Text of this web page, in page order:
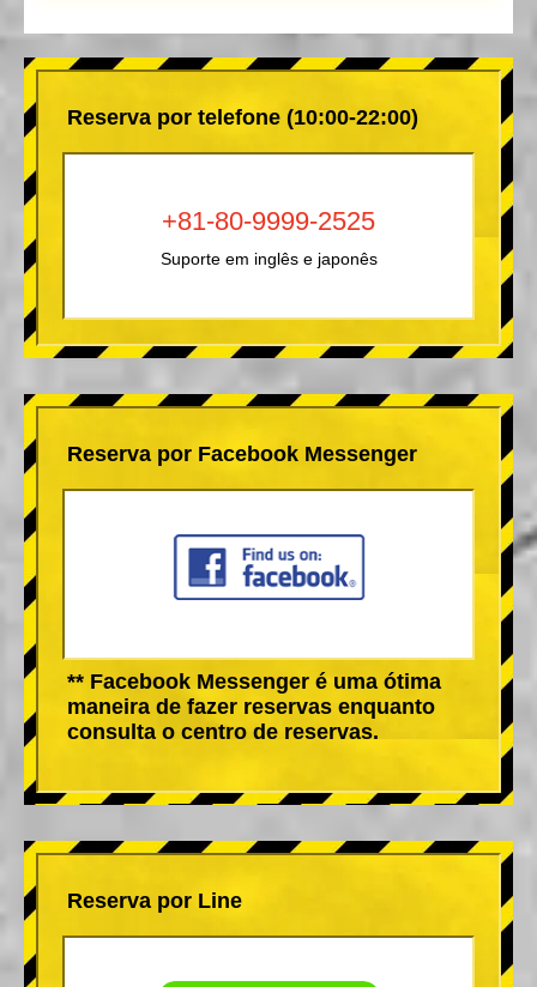
Reserva por telefone (10:00-22:00)
+81-80-9999-2525
Suporte em inglês e japonês
Reserva por Facebook Messenger
** Facebook Messenger é uma ótima
maneira de fazer reservas enquanto
consulta o centro de reservas.
Reserva por Line